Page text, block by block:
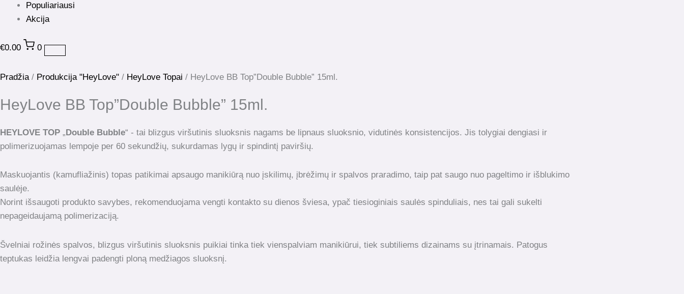
Populiariausi
Akcija
€0.00 0
Pradžia / Produkcija "HeyLove" / HeyLove Topai / HeyLove BB Top”Double Bubble” 15ml.
HeyLove BB Top”Double Bubble” 15ml.
HEYLOVE TOP „Double Bubble“ - tai blizgus viršutinis sluoksnis nagams be lipnaus sluoksnio, vidutinės konsistencijos. Jis tolygiai dengiasi ir
polimerizuojamas lempoje per 60 sekundžių, sukurdamas lygų ir spindintį paviršių.
Maskuojantis (kamufliažinis) topas patikimai apsaugo manikiūrą nuo įskilimų, įbrėžimų ir spalvos praradimo, taip pat saugo nuo pageltimo ir išblukimo
saulėje.
Norint išsaugoti produkto savybes, rekomenduojama vengti kontakto su dienos šviesa, ypač tiesioginiais saulės spinduliais, nes tai gali sukelti
nepageidaujamą polimerizaciją.
Švelniai rožinės spalvos, blizgus viršutinis sluoksnis puikiai tinka tiek vienspalviam manikiūrui, tiek subtiliems dizainams su įtrinamais. Patogus
teptukas leidžia lengvai padengti ploną medžiagos sluoksnį.
kiekis:
BB
Bubble"
15ml.